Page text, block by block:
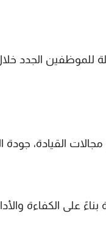
للموظفين الجدد
القيادة، جودة
بناءً على الكفاءة